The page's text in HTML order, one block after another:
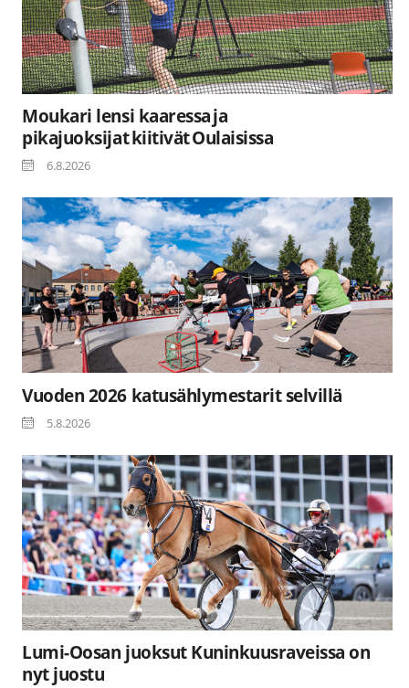
Moukari lensi kaaressa ja
pikajuoksijat kiitivät Oulaisissa
6.8.2026
Vuoden 2026 katusählymestarit selvillä
5.8.2026
Lumi-Oosan juoksut Kuninkuusraveissa on
nyt juostu